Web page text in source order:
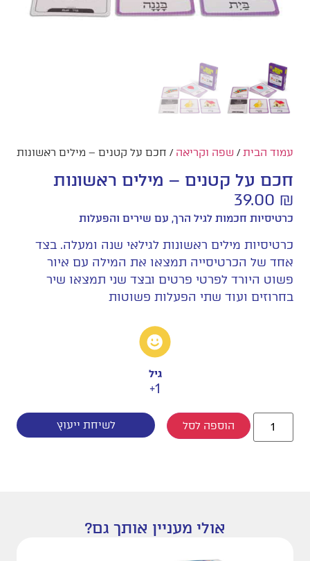
עמוד הבית/ שפה וקריאה / חכם על קטנים – מילים ראשונות
חכם על קטנים – מילים ראשונות
39.00 ₪
כרטיסיות חכמות לגיל הרך, עם שירים והפעלות
כרטיסיות מילים ראשונות לגילאי שנה ומעלה. בצד
אחד של הכרטיסייה תמצאו את המילה עם איור
פשוט היורד לפרטי פרטים ובצד שני תמצאו שיר
בחרוזים ועוד שתי הפעלות פשוטות
גיל
1+
הוספה לסל לשיחת ייעוץ
אולי מעניין אותך גם?